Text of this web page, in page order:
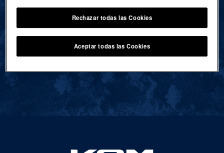
VOLVER AL INICIO
Rechazar todas las Cookies
Aceptar todas las Cookies